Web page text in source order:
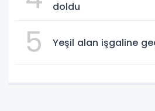
doldu
5 Yeşil alan işgaline